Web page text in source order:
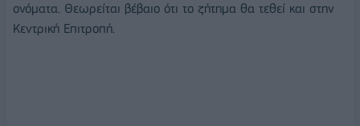
ονόματα. Θεωρείται βέβαιο ότι το ζήτημα θα τεθεί και στην
Κεντρική Επιτροπή.